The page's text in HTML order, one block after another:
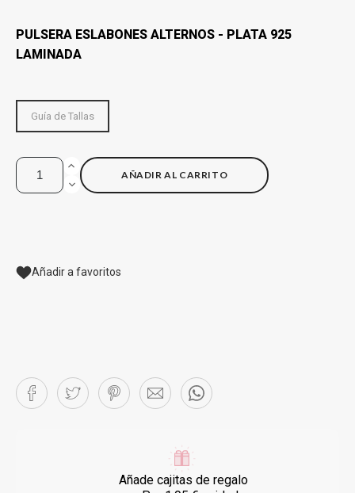
PULSERA ESLABONES ALTERNOS - PLATA 925
LAMINADA
Guía de Tallas
AÑADIR AL CARRITO
Añadir a favoritos
Añade cajitas de regalo